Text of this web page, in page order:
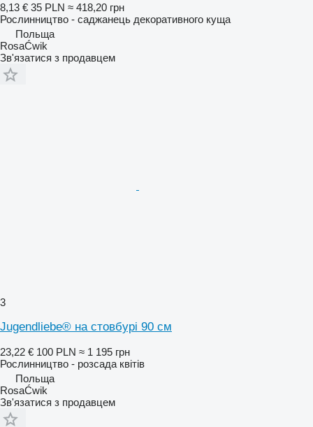
8,13 € 35 PLN ≈ 418,20 грн
Рослинництво - саджанець декоративного куща
Польща
RosaĆwik
Зв'язатися з продавцем
3
Jugendliebe® на стовбурі 90 см
23,22 € 100 PLN ≈ 1 195 грн
Рослинництво - розсада квітів
Польща
RosaĆwik
Зв'язатися з продавцем